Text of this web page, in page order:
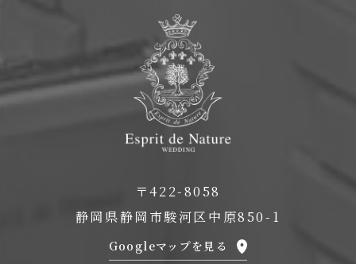
〒422-8058
静岡県静岡市駿河区中原850-1
Googleマップを見る